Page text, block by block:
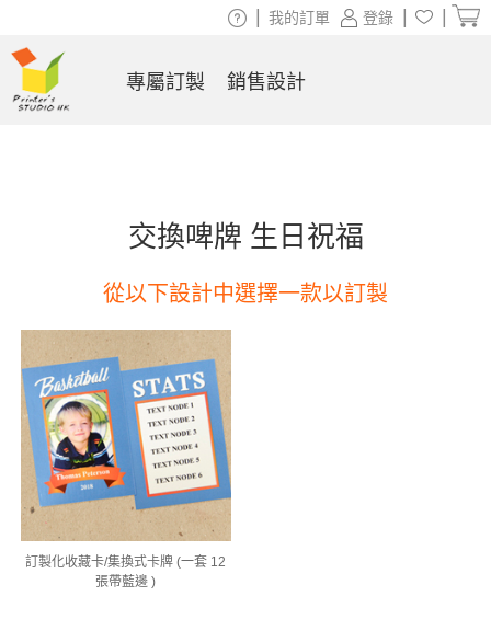
交換啤牌 生日祝福
從以下設計中選擇一款以訂製
訂製化收藏卡/集換式卡牌 (一套 12
張帶藍邊 )
登錄
我的訂單
專屬訂製 銷售設計